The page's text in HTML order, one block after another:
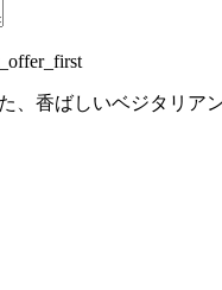
、香ばしいベジタリア